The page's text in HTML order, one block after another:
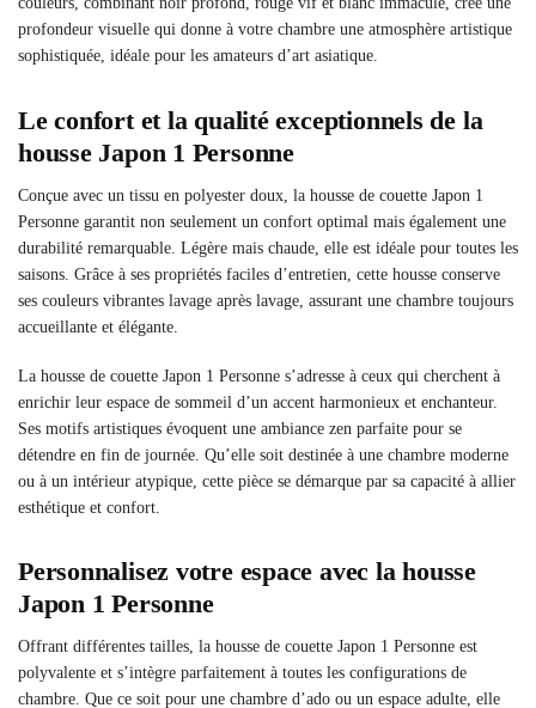
profondeur visuelle qui donne à votre chambre une atmosphère artistique
sophistiquée, idéale pour les amateurs d’art asiatique.
Le confort et la qualité exceptionnels de la
housse Japon 1 Personne
Conçue avec un tissu en polyester doux, la housse de couette Japon 1
Personne garantit non seulement un confort optimal mais également une
durabilité remarquable. Légère mais chaude, elle est idéale pour toutes les
saisons. Grâce à ses propriétés faciles d’entretien, cette housse conserve
ses couleurs vibrantes lavage après lavage, assurant une chambre toujours
accueillante et élégante.
La housse de couette Japon 1 Personne s’adresse à ceux qui cherchent à
enrichir leur espace de sommeil d’un accent harmonieux et enchanteur.
Ses motifs artistiques évoquent une ambiance zen parfaite pour se
détendre en fin de journée. Qu’elle soit destinée à une chambre moderne
ou à un intérieur atypique, cette pièce se démarque par sa capacité à allier
esthétique et confort.
Personnalisez votre espace avec la housse
Japon 1 Personne
Offrant différentes tailles, la housse de couette Japon 1 Personne est
polyvalente et s’intègre parfaitement à toutes les configurations de
chambre. Que ce soit pour une chambre d’ado ou un espace adulte, elle